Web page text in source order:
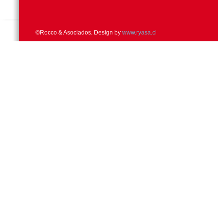
©Rocco & Asociados. Design by www.ryasa.cl